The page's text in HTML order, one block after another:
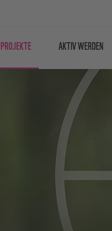
AKTIV WERDEN